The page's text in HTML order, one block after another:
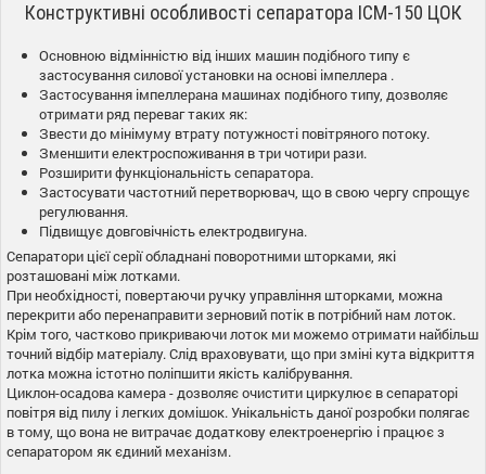
Конструктивні особливості сепаратора ІСМ-150 ЦОК
Основною відмінністю від інших машин подібного типу є
застосування силової установки на основі імпеллера .
Застосування імпеллерана машинах подібного типу, дозволяє
отримати ряд переваг таких як:
Звести до мінімуму втрату потужності повітряного потоку.
Зменшити електроспоживання в три чотири рази.
Розширити функціональність сепаратора.
Застосувати частотний перетворювач, що в свою чергу спрощує
регулювання.
Підвищує довговічність електродвигуна.
Сепаратори цієї серії обладнані поворотними шторками, які
розташовані між лотками.
При необхідності, повертаючи ручку управління шторками, можна
перекрити або перенаправити зерновий потік в потрібний нам лоток.
Крім того, частково прикриваючи лоток ми можемо отримати найбільш
точний відбір матеріалу. Слід враховувати, що при зміні кута відкриття
лотка можна істотно поліпшити якість калібрування.
Циклон-осадова камера - дозволяє очистити циркулює в сепараторі
повітря від пилу і легких домішок. Унікальність даної розробки полягає
в тому, що вона не витрачає додаткову електроенергію і працює з
сепаратором як єдиний механізм.